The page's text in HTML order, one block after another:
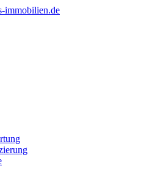
immobilien.de